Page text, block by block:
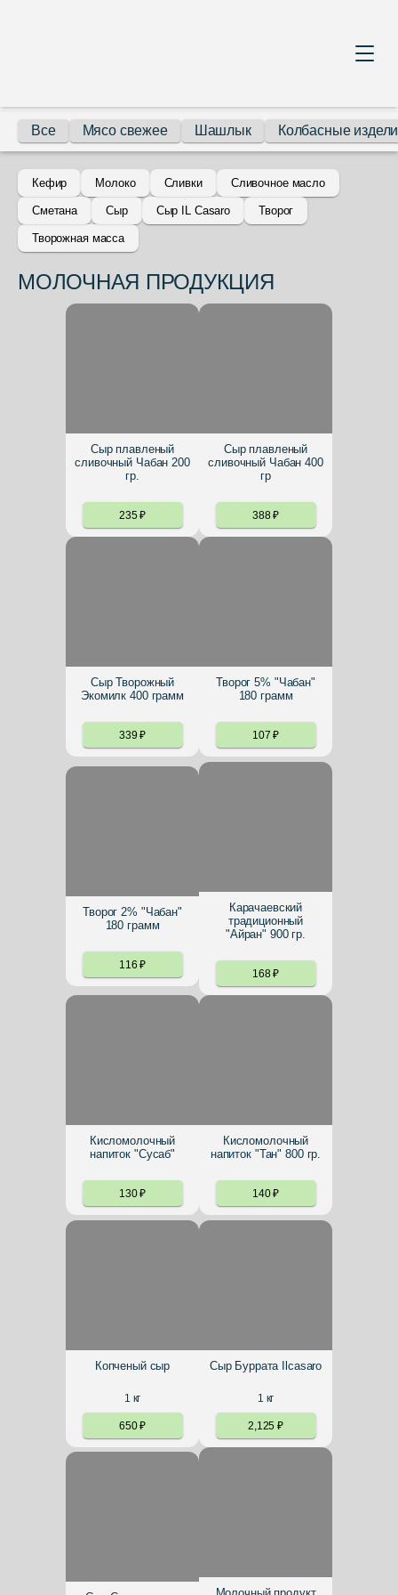
Все Мясо свежее Шашлык Колбасные
Кефир Молоко Сливки Сливочное масло
Сметана Сыр Сыр IL Casaro Творог
Творожная масса
МОЛОЧНАЯ ПРОДУКЦИЯ
Сыр плавленый
сливочный Чабан 200
гр.
235₽
Сыр плавленый
сливочный Чабан 400
гр
388₽
Сыр Творожный
Экомилк 400 грамм
339₽
Творог 5% "Чабан"
180 грамм
107₽
Творог 2% "Чабан"
180 грамм
116₽
Карачаевский
традиционный
"Айран" 900 гр.
168₽
Кисломолочный
напиток "Сусаб"
130₽
Кисломолочный
напиток "Тан" 800 гр.
140₽
Копченый сыр
1 кг
650₽
Сыр Буррата Ilcasaro
1 кг
2,125₽